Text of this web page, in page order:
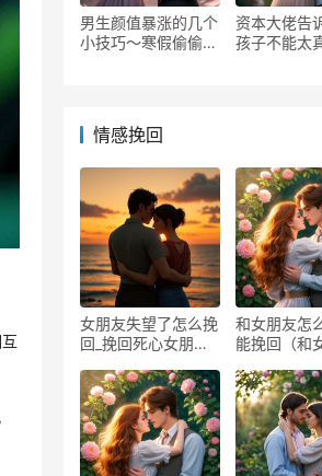
男生颜值暴涨的几个
小技巧～寒假偷偷逆
资本大佬告
孩子不能太
情感挽回
女朋友失望了怎么挽
回_挽回死心女朋友
和女朋友怎
能挽回（和